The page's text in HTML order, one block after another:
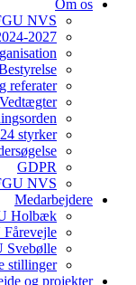
Om os
NVS
2027
referater
Vedtægter
styrker
GDPR
NVS
Medarbejdere
Holbæk
Svebølle
stillinger
og projekter